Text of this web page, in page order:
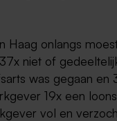
Haag onlangs
niet of
was gegaan en
19x een
vol en